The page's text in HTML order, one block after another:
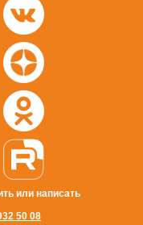
или написать
50 08